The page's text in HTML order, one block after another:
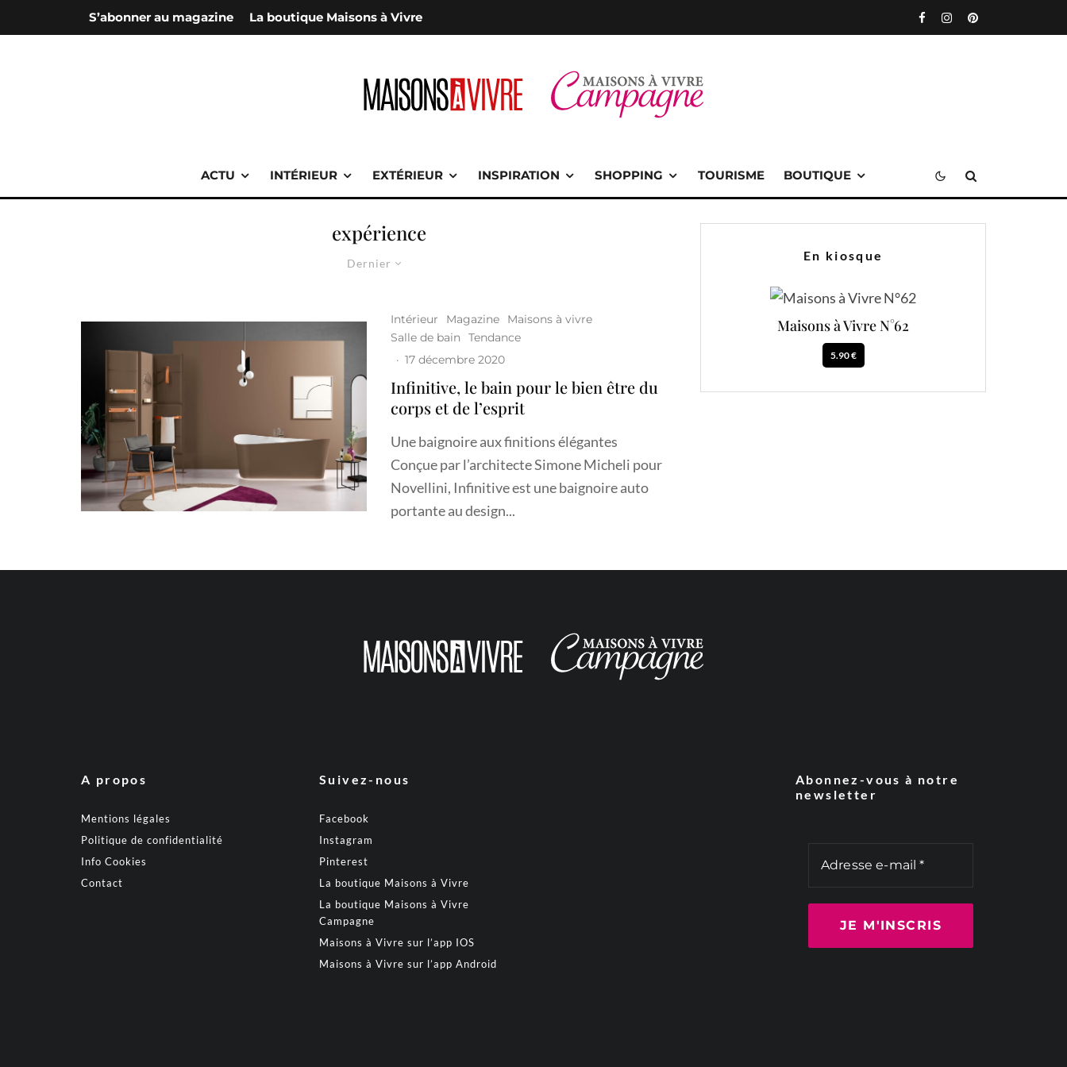
S’abonner au magazine La boutique Maisons à Vivre
ACTU INTÉRIEUR EXTÉRIEUR INSPIRATION SHOPPING TOURISME BOUTIQUE
expérience
Dernier
Intérieur Magazine
Maisons à vivre
Salle de bain
Tendance
· 17 décembre 2020
Infinitive, le bain pour le bien être du
corps et de l’esprit
Une baignoire aux finitions élégantes
Conçue par l’architecte Simone Micheli pour
Novellini, Infinitive est une baignoire auto
portante au design...
En kiosque
Maisons à Vivre N°62
5.90 €
A propos
Mentions légales
Politique de confidentialité
Info Cookies
Contact
Suivez-nous
Facebook
Instagram
Pinterest
La boutique Maisons à Vivre
La boutique Maisons à Vivre
Campagne
Maisons à Vivre sur l’app IOS
Maisons à Vivre sur l’app Android
Abonnez-vous à notre
newsletter